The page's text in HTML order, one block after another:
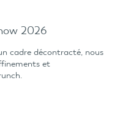
2026
cadre décontracté, nous
et